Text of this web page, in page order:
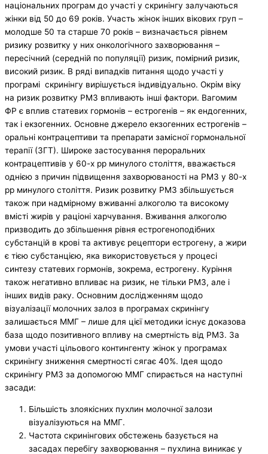
національних програм до участі у скринінгу залучаються
жінки від 50 до 69 років. Участь жінок інших вікових груп –
молодше 50 та старше 70 років – визначається рівнем
ризику розвитку у них онкологічного захворювання –
пересічний (середній по популяції) ризик, помірний ризик,
високий ризик. В ряді випадків питання щодо участі у
програмі скринінгу вирішується індивідуально. Окрім віку
на ризик розвитку РМЗ впливають інші фактори. Вагомим
ФР є вплив статевих гормонів – естрогенів – як ендогенних,
так і екзогенних. Основне джерело екзогенних естрогенів –
оральні контрацептиви та препарати замісної гормональної
терапії (ЗГТ). Широке застосування пероральних
контрацептивів у 60-х рр минулого століття, вважається
однією з причин підвищення захворюваності на РМЗ у 80-х
рр минулого століття. Ризик розвитку РМЗ збільшується
також при надмірному вживанні алкоголю та високому
вмісті жирів у раціоні харчування. Вживання алкоголю
призводить до збільшення рівня естрогеноподібних
субстанцій в крові та активує рецептори естрогену, а жири
є тією субстанцією, яка використовується у процесі
синтезу статевих гормонів, зокрема, естрогену. Куріння
також негативно впливає на ризик, не тільки РМЗ, але і
інших видів раку. Основним дослідженням щодо
візуалізації молочних залоз в програмах скринінгу
залишається ММГ – лише для цієї методики існує доказова
база щодо позитивного впливу на смертність від РМЗ. За
умови участі цільового контингенту жінок у програмах
скринінгу зниження смертності сягає 40%. Ідея щодо
скринінгу РМЗ за допомогою ММГ спирається на наступні
засади:
Більшість злоякісних пухлин молочної залози
візуалізуються на ММГ.
Частота скринінгових обстежень базується на
засадах перебігу захворювання – пухлина виникає у